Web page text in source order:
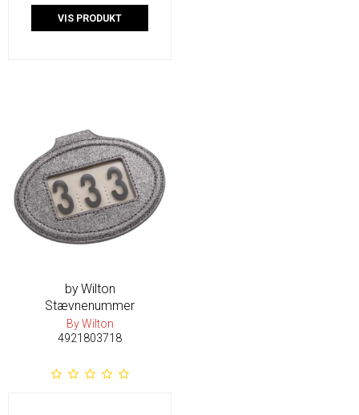
VIS PRODUKT
by Wilton
Stævnenummer
By Wilton
4921803718